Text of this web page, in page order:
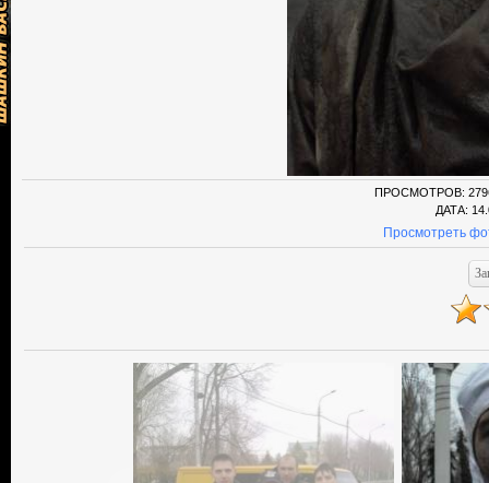
ПРОСМОТРОВ:
ДАТА:
Просмотреть